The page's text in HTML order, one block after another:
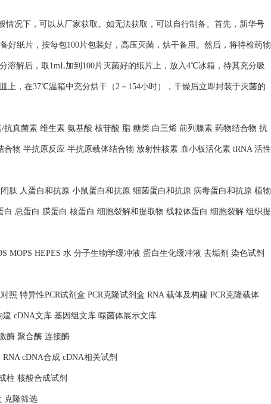
情况下，可以从厂家获取。如无法获取，可以自行制备。首先，新华号
好纸片，按每包100片包装好，高压灭菌，烘干备用。然后，将待检药物
溶解后，取1mL加到100片灭菌好的纸片上，放入4℃冰箱，待其充分吸
上，在37℃温箱中充分烘干（2－154小时），干燥后立即封装于灭菌的
真菌素 维生素 氨基酸 核苷酸 脂 糖类 白三烯 前列腺素 药物结合物 抗
物 半抗原反应 半抗原载体结合物 放射性核素 血小板活化素 tRNA 活性
肽 人蛋白和抗原 小鼠蛋白和抗原 细菌蛋白和抗原 病毒蛋白和抗原 植物
总蛋白 膜蛋白 核蛋白 细胞裂解和提取物 线粒体蛋白 细胞裂解 组织提
MOPS HEPES 水 分子生物学缓冲液 蛋白生化缓冲液 去垢剂 染色试剂
对照 特异性PCR试剂盒 PCR克隆试剂盒 RNA 载体及构建 PCR克隆载体
cDNA文库 基因组文库 噬菌体展示文库
酶 聚合酶 连接酶
cDNA合成 cDNA相关试剂
柱 核酸合成试剂
克隆筛选